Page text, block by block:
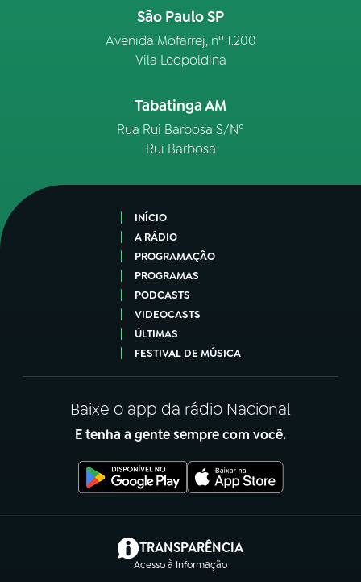
São Paulo SP
Avenida Mofarrej, nº 1.200
Vila Leopoldina
Tabatinga AM
Rua Rui Barbosa S/Nº
Rui Barbosa
INÍCIO
A RÁDIO
PROGRAMAÇÃO
PROGRAMAS
PODCASTS
VIDEOCASTS
ÚLTIMAS
FESTIVAL DE MÚSICA
Baixe o app da rádio Nacional
E tenha a gente sempre com você.
TRANSPARÊNCIA
Acesso à Informação
(abre em nova aba)